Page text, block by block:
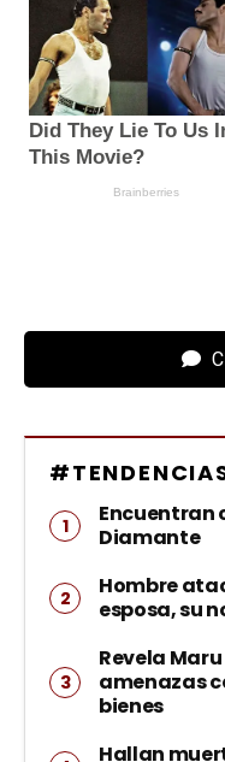
Encuentran
Diamante
Hombre
esposa, su
Revela
amenazas
bienes
Hallan